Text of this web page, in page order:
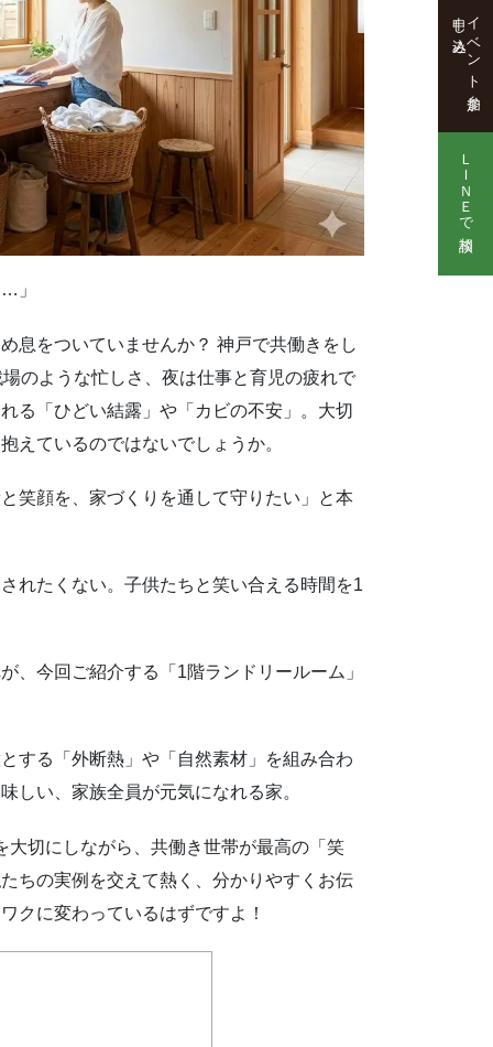
」
息をついていませんか？ 神戸で共働きをし
のような忙しさ、夜は仕事と育児の疲れで
る「ひどい結露」や「カビの不安」。大切
えているのではないでしょうか。
笑顔を、家づくりを通して守りたい」と本
れたくない。子供たちと笑い合える時間を1
、今回ご紹介する「1階ランドリールーム」
する「外断熱」や「自然素材」を組み合わ
しい、家族全員が元気になれる家。
切にしながら、共働き世帯が最高の「笑
ちの実例を交えて熱く、分かりやすくお伝
クに変わっているはずですよ！
イベント参加
申し込み
ＬＩＮＥで相談